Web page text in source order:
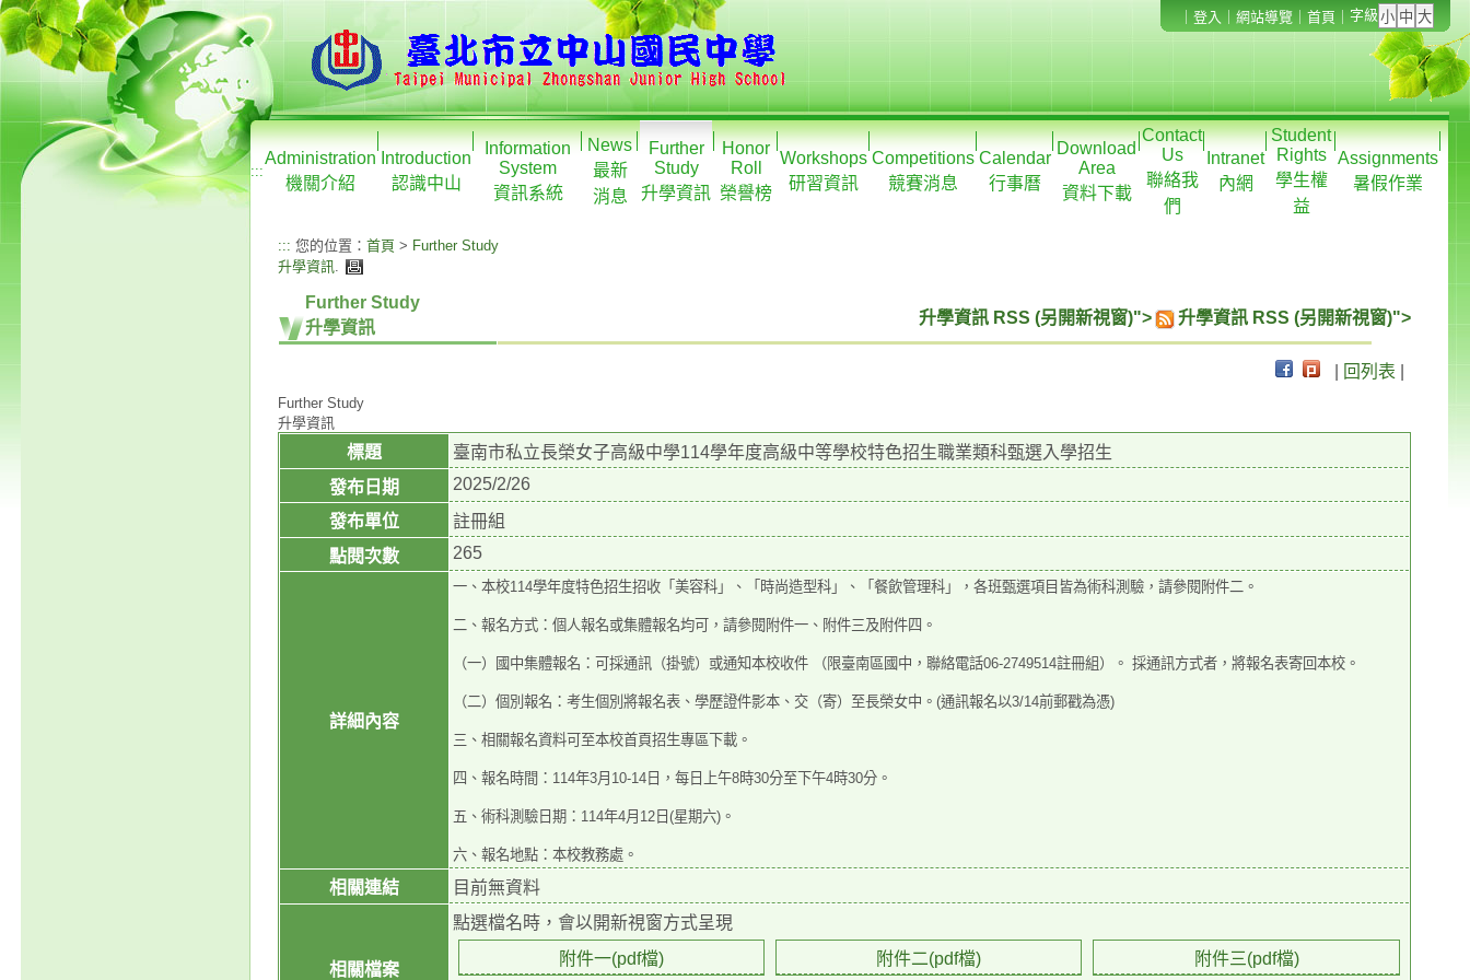
登入 網站導覽 首頁 字級
:::
Administration
機關介紹
Introduction
認識中山
Information
System
資訊系統
News
最新
消息
Further
Study
升學資訊
Honor
Roll
榮譽榜
Workshops
研習資訊
Competitions
競賽消息
Calendar
行事曆
Download
Area
資料下載
Contact
Us
聯絡我
們
Intranet
內網
Student
Rights
學生權
益
Assignments
暑假作業
::: 您的位置： 首頁 > Further Study
升學資訊.
Further Study
升學資訊
升學資訊 RSS (另開新視窗)"> 升學資訊 RSS (另開新視窗)">
回列表
Further Study
升學資訊
標題
臺南市私立長榮女子高級中學114學年度高級中等學校特色招生職業類科甄選入學招生
發布日期
2025/2/26
發布單位
註冊組
點閱次數
265
詳細內容
一、本校114學年度特色招生招收「美容科」、「時尚造型科」、「餐飲管理科」，各班甄選項目皆為術科測驗，請參閱附件二。
二、報名方式：個人報名或集體報名均可，請參閱附件一、附件三及附件四。
（一）國中集體報名：可採通訊（掛號）或通知本校收件 （限臺南區國中，聯絡電話06-2749514註冊組）。 採通訊方式者， 將報名表寄回本校。
（二）個別報名：考生個別將報名表、學歷證件影本、交 （寄）至長榮女中。(通訊報名以3/14前郵戳為憑)
三、相關報名資料可至本校首頁招生專區下載。
四、報名時間：114年3月10-14日，每日上午8時30分至下午4時30分。
五、術科測驗日期：114年4月12日(星期六)。
六、報名地點：本校教務處。
相關連結 目前無資料
相關檔案
點選檔名時，會以開新視窗方式呈現
附件一(pdf檔)
附件二(pdf檔) 附件三(pdf檔)